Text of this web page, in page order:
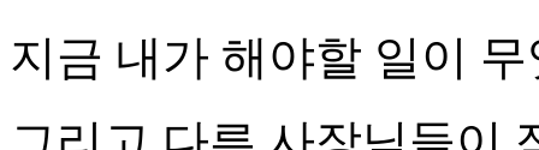
지금 내가 해야할 일이